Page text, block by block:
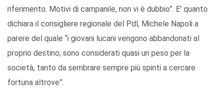
riferimento. Motivi di campanile, non vi è dubbio”. E’ quanto
dichiara il consigliere regionale del Pdl, Michele Napoli a
parere del quale “i giovani lucani vengono abbandonati al
proprio destino; sono considerati quasi un peso per la
società, tanto da sembrare sempre più spinti a cercare
fortuna altrove”.